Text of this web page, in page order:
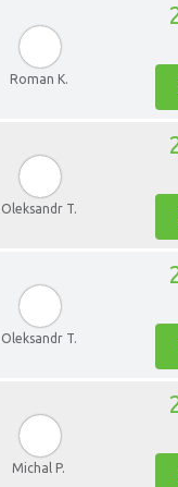
Roman K.
Oleksandr T.
Oleksandr T.
Michal P.